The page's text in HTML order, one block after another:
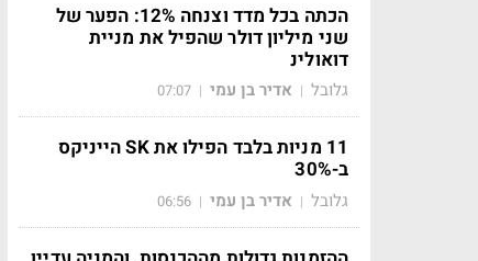
הכתה בכל מדד וצנחה 12%: הפער של
שני מיליון דולר שהפיל את מניית
דואולינ
גלובל | אדיר בן עמי |
07:07
11 מניות בלבד הפילו את SK הייניקס
ב-30%
גלובל | אדיר בן עמי |
06:56